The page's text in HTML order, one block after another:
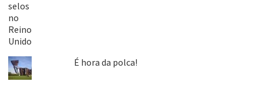
É hora da polca!